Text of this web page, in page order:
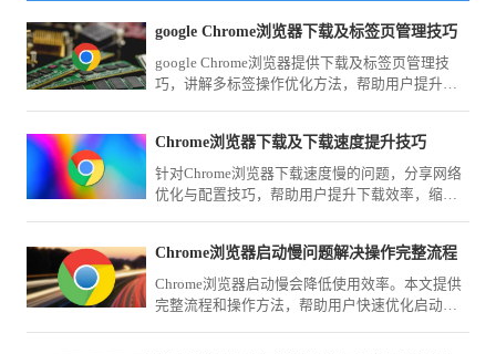
google Chrome浏览器下载及标签页管理技巧
google Chrome浏览器提供下载及标签页管理技
巧，讲解多标签操作优化方法，帮助用户提升浏
Chrome浏览器下载及下载速度提升技巧
针对Chrome浏览器下载速度慢的问题，分享网络
优化与配置技巧，帮助用户提升下载效率，缩短
Chrome浏览器启动慢问题解决操作完整流程
Chrome浏览器启动慢会降低使用效率。本文提供
完整流程和操作方法，帮助用户快速优化启动速